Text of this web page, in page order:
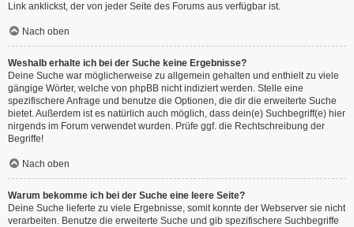
Link anklickst, der von jeder Seite des Forums aus verfügbar ist.
Nach oben
Weshalb erhalte ich bei der Suche keine Ergebnisse?
Deine Suche war möglicherweise zu allgemein gehalten und enthielt zu viele
gängige Wörter, welche von phpBB nicht indiziert werden. Stelle eine
spezifischere Anfrage und benutze die Optionen, die dir die erweiterte Suche
bietet. Außerdem ist es natürlich auch möglich, dass dein(e) Suchbegriff(e) hier
nirgends im Forum verwendet wurden. Prüfe ggf. die Rechtschreibung der
Begriffe!
Nach oben
Warum bekomme ich bei der Suche eine leere Seite?
Deine Suche lieferte zu viele Ergebnisse, somit konnte der Webserver sie nicht
verarbeiten. Benutze die erweiterte Suche und gib spezifischere Suchbegriffe